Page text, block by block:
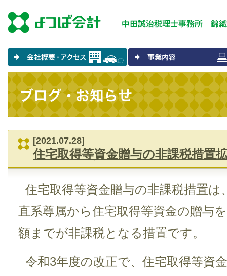
[2021.07.28]
住宅取得等資金贈与の非課税措置
住宅取得等資金贈与の非課税措置は
直系尊属から住宅取得等資金の贈与
額までが非課税となる措置です。
令和3年度の改正で、住宅取得等資